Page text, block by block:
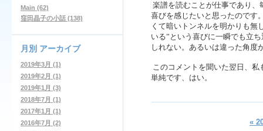
楽譜を読むことが仕事であり
喜びを感じたいと思ったのです
くて暗いトンネルを明かりも無
いる”という喜びに一瞬でも立
しれない。あるいは違った角度
このコメントを聞いた翌日、
単純です、はい。
«
Main (62)
窪田晶子の小話 (138)
月別 アーカイブ
2019年3月 (1)
2019年2月 (1)
2019年1月 (3)
2018年7月 (1)
2017年1月 (1)
2016年7月 (2)